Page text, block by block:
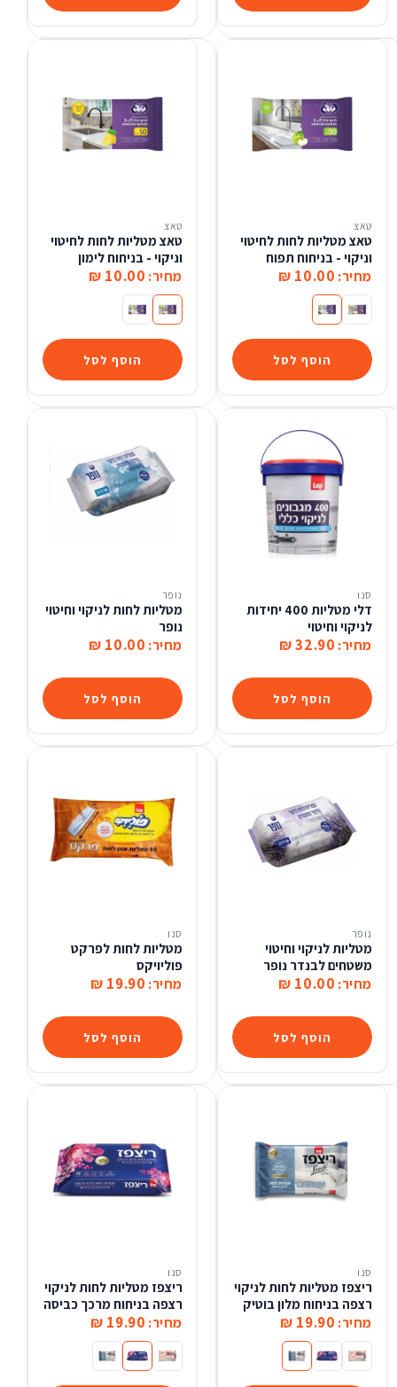
הוסף לסל
טאצ
טאצ מטליות לחות לחיטוי
וניקוי - בניחוח תפוח
מחיר: 10.00 ₪
טאצ מטליות לחות לחיטוי וניקוי - בניחוח לימון
טאצ מטליות לחות לחיטוי וניקוי - בניחוח תפוח
הוסף לסל
טאצ
טאצ מטליות לחות לחיטוי
וניקוי - בניחוח לימון
מחיר: 10.00 ₪
טאצ מטליות לחות לחיטוי וניקוי -
טאצ מטליות לחות לחיטוי
הוסף לסל
סנו
דלי מטליות 400 יחידות
לניקוי וחיטוי
מחיר: 32.90 ₪
הוסף לסל
נופר
מטליות לחות לניקוי וחיטוי
נופר
מחיר: 10.00 ₪
הוסף לסל
נופר
מטליות לניקוי וחיטוי
משטחים לבנדר נופר
מחיר: 10.00 ₪
הוסף לסל
סנו
מטליות לחות לפרקט
פוליויקס
מחיר: 19.90 ₪
סנו
ריצפז מטליות לחות לניקוי
רצפה בניחוח מלון בוטיק
מחיר: 19.90 ₪
ריצפז מטליות לחות לניקוי רצפה בניחוח מלון מפנק
ריצפז מטליות לחות לניקוי רצפה בניחוח מרכך כביסה
ריצפז מטליות לחות לניקוי רצפה בניחוח מלון בוטיק
סנו
ריצפז מטליות לחות לניקוי
רצפה בניחוח מרכך כביסה
מחיר: 19.90 ₪
ריצפז מטליות לחות לניקוי רצפה
ריצפז מטליות לחות לניקוי
ריצפז מטליות לחות